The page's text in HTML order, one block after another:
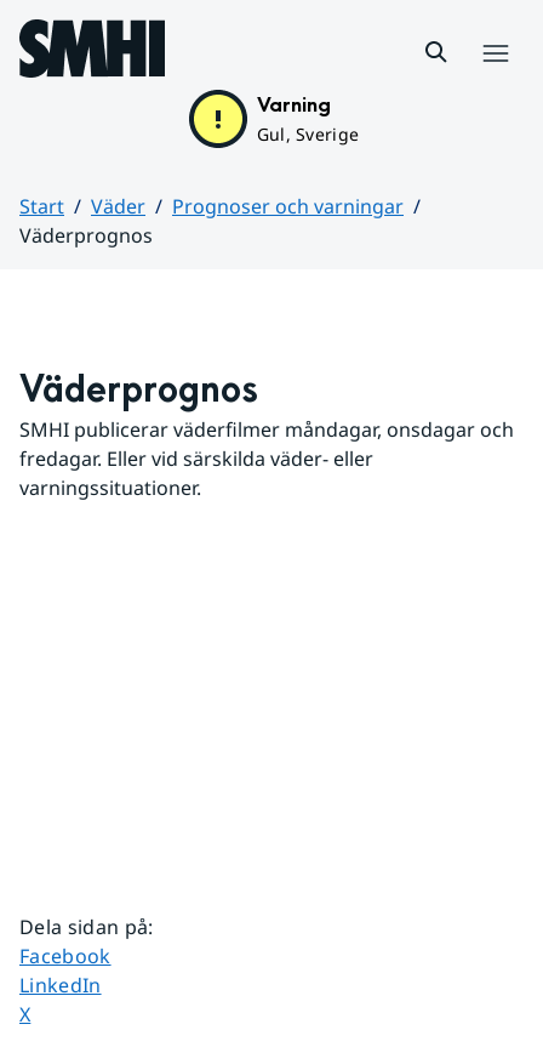
Hoppa till sidans innehåll
Varning
Gul, Sverige
Start Väder
Prognoser och varningar
Väderprognos
Väderprognos
SMHI publicerar väderfilmer måndagar, onsdagar och
fredagar. Eller vid särskilda väder- eller
varningssituationer.
Dela sidan på:
Dela sidan på
Facebook
Dela sidan på
LinkedIn
Dela sidan på
X